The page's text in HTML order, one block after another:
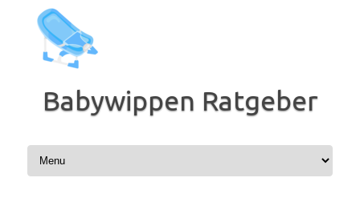
Inhalt
springen
Babywippen Ratgeber